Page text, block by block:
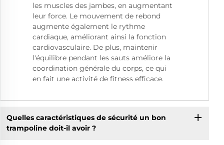
les muscles des jambes, en augmentant
leur force. Le mouvement de rebond
augmente également le rythme
cardiaque, améliorant ainsi la fonction
cardiovasculaire. De plus, maintenir
l'équilibre pendant les sauts améliore la
coordination générale du corps, ce qui
en fait une activité de fitness efficace.
Quelles caractéristiques de sécurité un bon
trampoline doit-il avoir ?